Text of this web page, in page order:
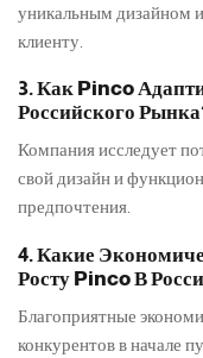
уникальным дизайном
клиенту.
3. Как Pinco
Российского
Компания исследует
свой дизайн и
предпочтения.
4. Какие
Росту Pinco В
Благоприятные
конкурентов в начале